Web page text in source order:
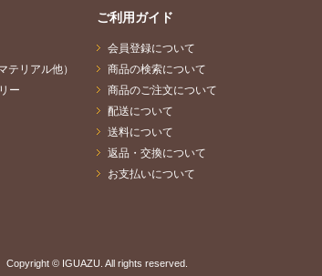
テリアル他）
ー
ご利用ガイド
会員登録について
商品の検索について
商品のご注文について
配送について
送料について
返品・交換について
お支払いについて
Copyright © IGUAZU. All rights reserved.